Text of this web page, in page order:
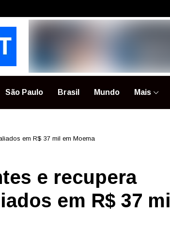
São Paulo Brasil Mundo Mais
em R$ 37 mil em Moema
e recupera
em R$ 37 mil